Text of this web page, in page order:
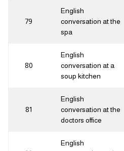
English
conversation at the
spa
79
English
conversation at a
soup kitchen
80
English
conversation at the
doctors office
81
English